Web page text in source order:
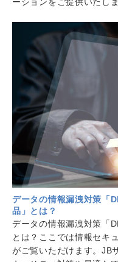
ーションをご提供いたしま
データの情報漏洩対策
品」とは？
データの情報漏洩対策「
とは？ここでは情報セキ
がご覧いただけます。JB